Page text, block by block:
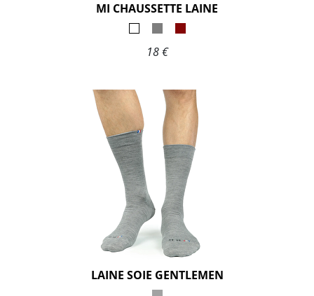
MI CHAUSSETTE LAINE
18 €
LAINE SOIE GENTLEMEN